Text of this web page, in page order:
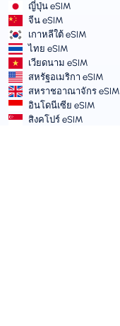
ญี่ปุ่น eSIM
จีน eSIM
เกาหลีใต้ eSIM
ไทย eSIM
เวียดนาม eSIM
สหรัฐอเมริกา eSIM
สหราชอาณาจักร eSIM
อินโดนีเซีย eSIM
สิงคโปร์ eSIM